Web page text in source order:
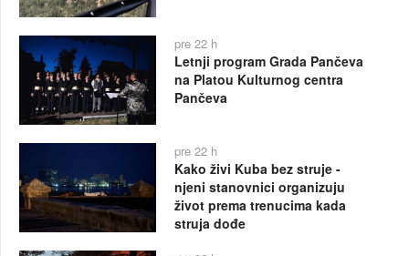
pre 22 h
Letnji program Grada Pančeva
na Platou Kulturnog centra
Pančeva
pre 22 h
Kako živi Kuba bez struje -
njeni stanovnici organizuju
život prema trenucima kada
struja dođe